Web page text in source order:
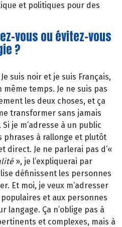
et politiques pour des
vous ou évitez-vous
?
suis noir et je suis Français,
temps. Je ne suis pas
les deux choses, et ça
transformer sans jamais
je m’adresse à un public
phrases à rallonge et plutôt
direct. Je ne parlerai pas d’«
», je l’expliquerai par
définissent les personnes
Et moi, je veux m’adresser
et aux personnes
langage. Ça n’oblige pas à
et complexes, mais à